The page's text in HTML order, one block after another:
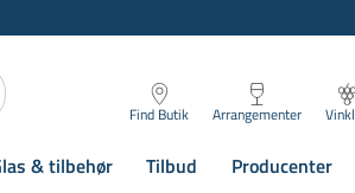
Find Butik Arrangementer
& tilbehør Tilbud Producenter